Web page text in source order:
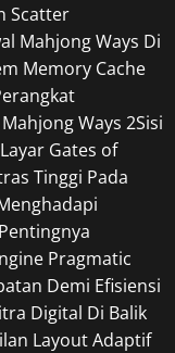
Scatter
Mahjong Ways Di
Memory Cache
Ways 2Sisi
Gates of
Tinggi Pada
Pentingnya
Pragmatic
Demi Efisiensi
Digital Di Balik
Layout Adaptif